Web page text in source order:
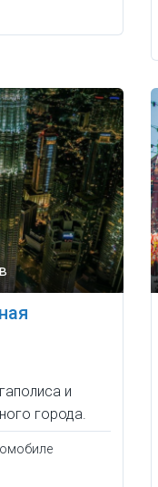
и
города.